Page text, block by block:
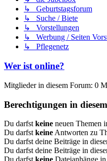
↳ Geburtstagsforum
↳ Suche / Biete
↳ Vorstellungen
↳ Werbung / Seiten
↳ Pflegenetz
Wer ist online?
Mitglieder in diesem Forum: 0
Berechtigungen in
Du darfst keine neuen Themen
Du darfst keine Antworten zu
Du darfst deine Beiträge in
Du darfst deine Beiträge in